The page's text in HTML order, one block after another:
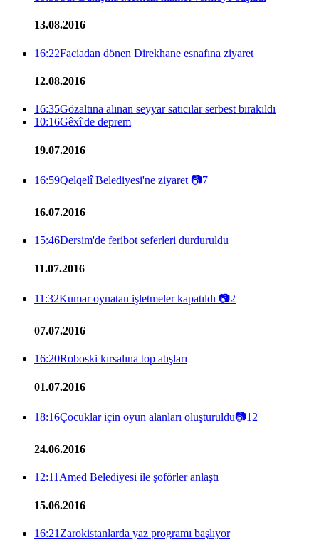
13.08.2016
16:22Faciadan dönen Direkhane esnafına ziyaret
12.08.2016
16:35Gözaltına alınan seyyar satıcılar serbest bırakıldı
10:16Gêxî'de deprem
19.07.2016
16:59Qelqelî Belediyesi'ne ziyaret 📷7
16.07.2016
15:46Dersim'de feribot seferleri durduruldu
11.07.2016
11:32Kumar oynatan işletmeler kapatıldı 📷2
07.07.2016
16:20Roboski kırsalına top atışları
01.07.2016
18:16Çocuklar için oyun alanları oluşturuldu📷12
24.06.2016
12:11Amed Belediyesi ile şoförler anlaştı
15.06.2016
16:21 Zarokistanlarda yaz programı başlıyor